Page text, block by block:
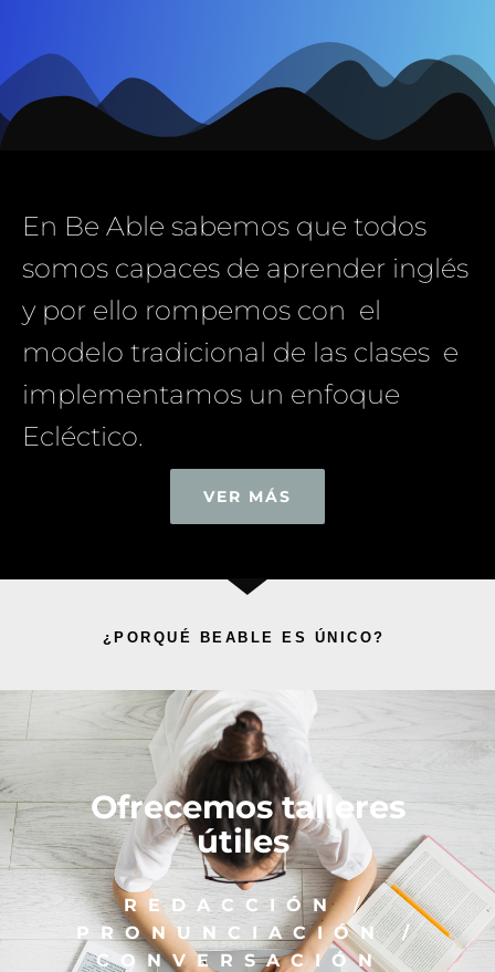
En Be Able sabemos que todos
somos capaces de aprender inglés
y por ello rompemos con el
modelo tradicional de las clases e
implementamos un enfoque
Ecléctico.
VER MÁS
¿PORQUÉ BEABLE ES ÚNICO?
Ofrecemos talleres
útiles
REDACCIÓN/
PRONUNCIACIÓN /
CONVERSACIÓN